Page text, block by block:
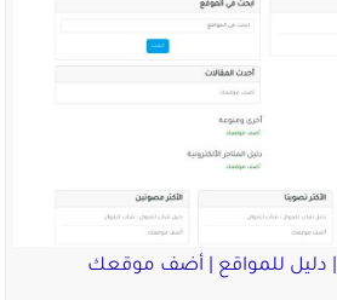
| دليل للمواقع | أضف موقعك